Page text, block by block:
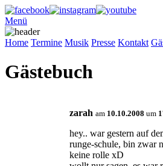
Menü
Home Termine Musik Presse Kontakt
Gästebuch
zarah am 10.10.2008 um
hey.. war gestern auf
runge-schule, bin zwar
keine rolle xD